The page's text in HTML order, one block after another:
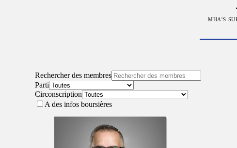
MHA'S
Rechercher des membres
Parti
Circonscription
A des infos boursières